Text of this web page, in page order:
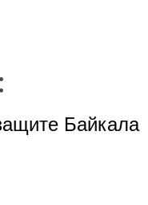
Байкала